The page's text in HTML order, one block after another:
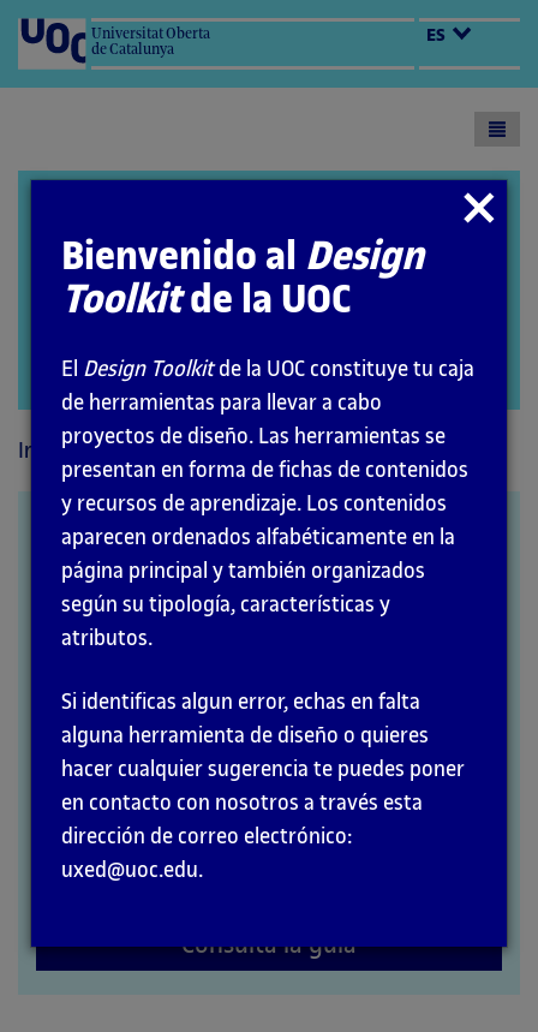
Universitat Oberta
de Catalunya
ES
Abrir
Inicio Métodos
Card sorting
MÉTODOS
Consulta la guía
Cerrar
modal
Bienvenido al Design
Toolkitde la UOC
El Design Toolkitde la UOC constituye tu caja
de herramientas para llevar a cabo
proyectos de diseño. Las herramientas se
presentan en forma de fichas de contenidos
y recursos de aprendizaje. Los contenidos
aparecen ordenados alfabéticamente en la
página principal y también organizados
según su tipología, características y
atributos.
Si identificas algun error, echas en falta
alguna herramienta de diseño o quieres
hacer cualquier sugerencia te puedes poner
en contacto con nosotros a través esta
dirección de correo electrónico:
uxed@uoc.edu.